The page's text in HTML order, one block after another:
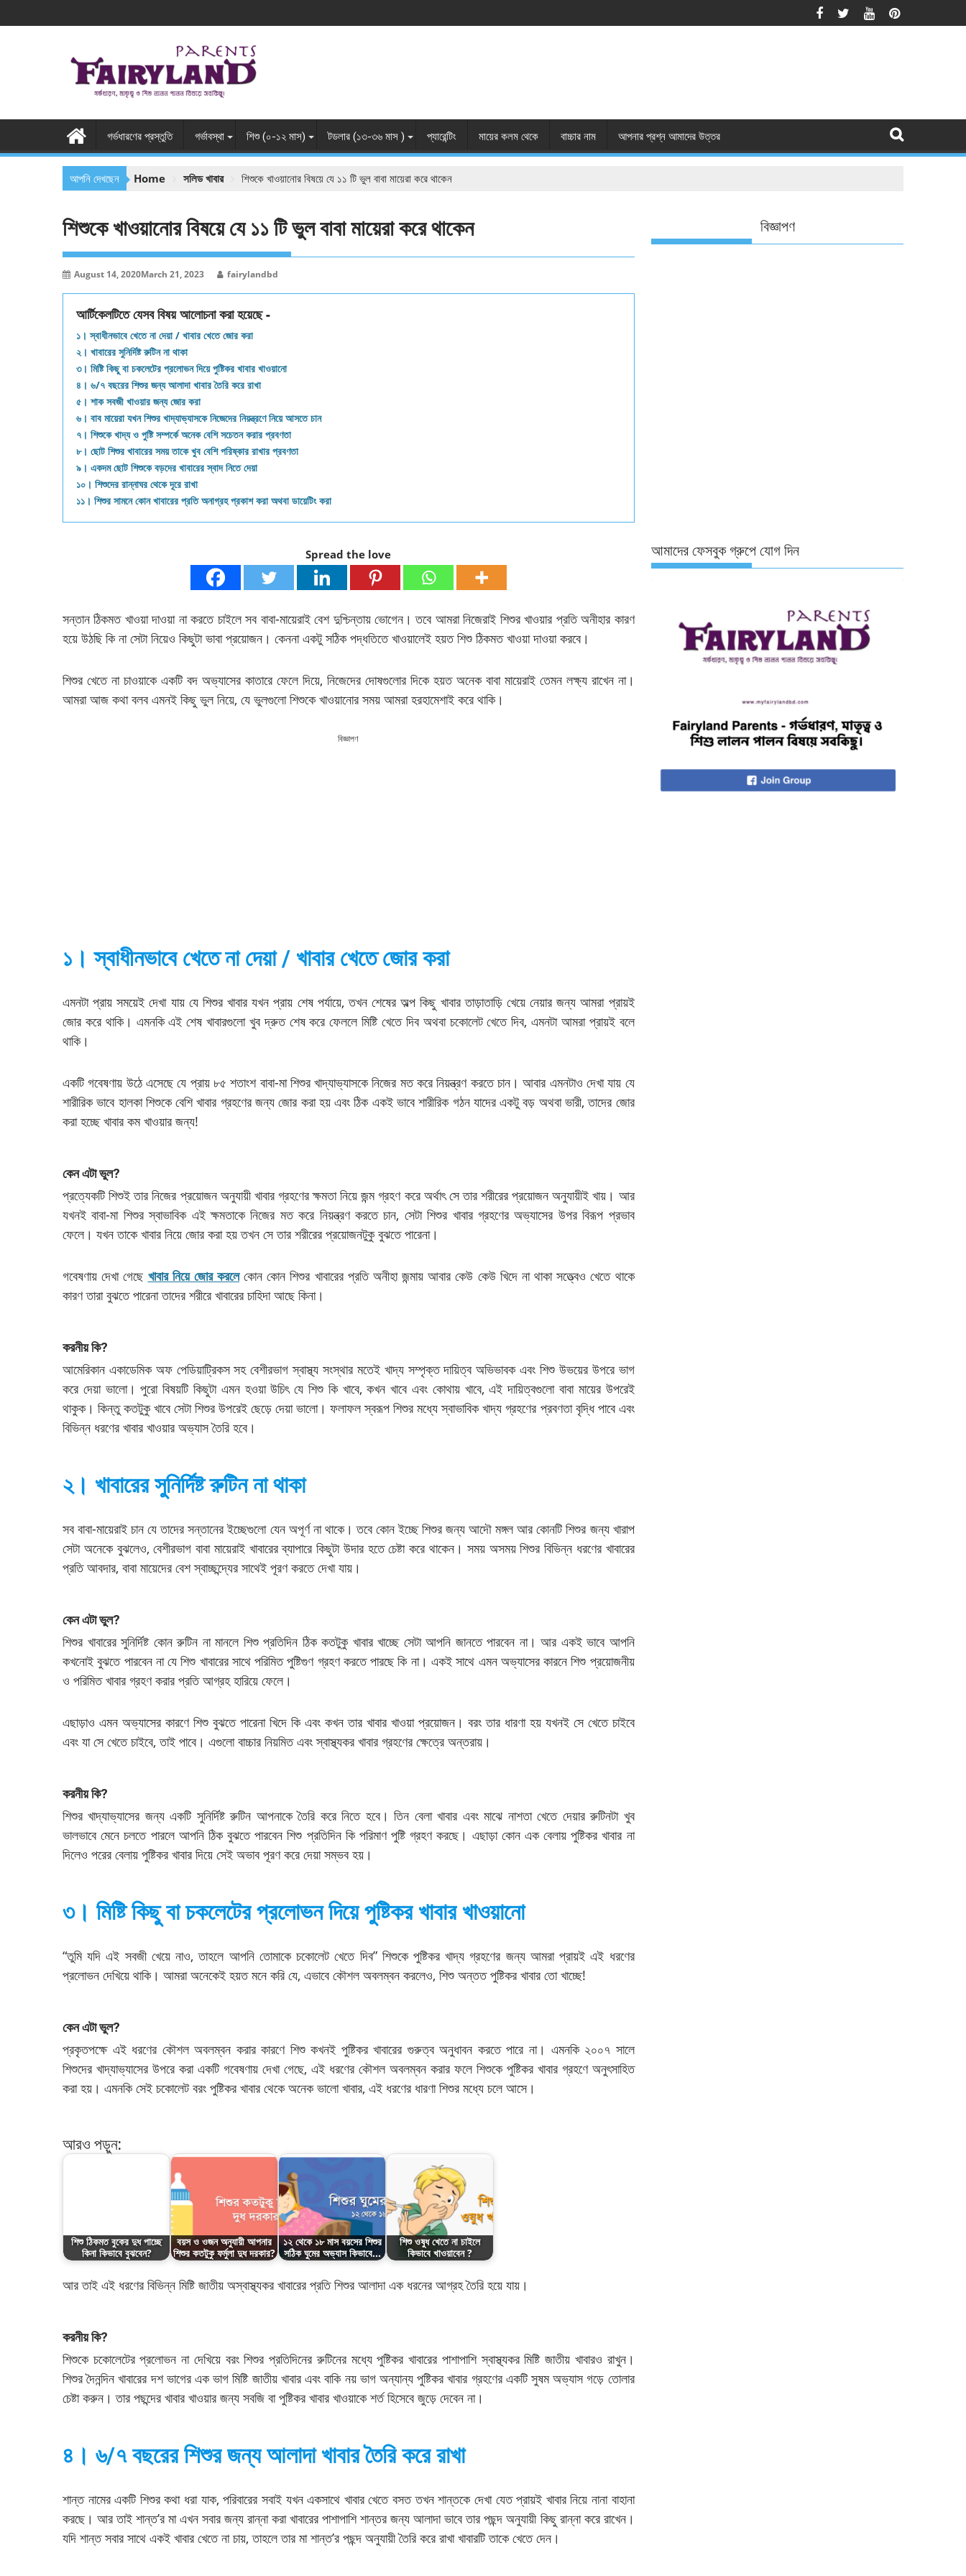
to
গর্ভধারণের প্রস্তুতি গর্ভাবস্থা শিশু (০-১২ মাস) টডলার (১৩-৩৬ মাস ) প্যারেন্টিং মায়ের কলম থেকে বাচ্চার নাম আপনার প্রশ্ন আমাদের উত্তর
আপনি দেখছেন Home সলিড খাবার শিশুকে খাওয়ানোর বিষয়ে যে ১১ টি ভুল বাবা মায়েরা করে থাকেন
শিশুকে খাওয়ানোর বিষয়ে যে ১১ টি ভুল বাবা মায়েরা করে থাকেন
August 14, 2020March 21, 2023 fairylandbd
আর্টিকেলটিতে যেসব বিষয় আলোচনা করা হয়েছে -
১। স্বাধীনভাবে খেতে না দেয়া / খাবার খেতে জোর করা
২। খাবারের সুনির্দিষ্ট রুটিন না থাকা
৩। মিষ্টি কিছু বা চকলেটের প্রলোভন দিয়ে পুষ্টিকর খাবার খাওয়ানো
৪। ৬/৭ বছরের শিশুর জন্য আলাদা খাবার তৈরি করে রাখা
৫। শাক সবজী খাওয়ার জন্য জোর করা
৬। বাব মায়েরা যখন শিশুর খাদ্যাভ্যাসকে নিজেদের নিয়ন্ত্রণে নিয়ে আসতে চান
৭। শিশুকে খাদ্য ও পুষ্টি সম্পর্কে অনেক বেশি সচেতন করার প্রবণতা
৮। ছোট শিশুর খাবারের সময় তাকে খুব বেশি পরিষ্কার রাখার প্রবণতা
৯। একদম ছোট শিশুকে বড়দের খাবারের স্বাদ নিতে দেয়া
১০। শিশুদের রান্নাঘর থেকে দূরে রাখা
১১। শিশুর সামনে কোন খাবারের প্রতি অনাগ্রহ প্রকাশ করা অথবা ডায়েটিং করা
Spread the love
সন্তান ঠিকমত খাওয়া দাওয়া না করতে চাইলে সব বাবা-মায়েরাই বেশ দুশ্চিন্তায় ভোগেন। তবে আমরা নিজেরাই শিশুর খাওয়ার প্রতি অনীহার কারণ
হয়ে উঠছি কি না সেটা নিয়েও কিছুটা ভাবা প্রয়োজন। কেননা একটু সঠিক পদ্ধতিতে খাওয়ালেই হয়ত শিশু ঠিকমত খাওয়া দাওয়া করবে।
শিশুর খেতে না চাওয়াকে একটি বদ অভ্যাসের কাতারে ফেলে দিয়ে, নিজেদের দোষগুলোর দিকে হয়ত অনেক বাবা মায়েরাই তেমন লক্ষ্য রাখেন না।
আমরা আজ কথা বলব এমনই কিছু ভুল নিয়ে, যে ভুলগুলো শিশুকে খাওয়ানোর সময় আমরা হরহামেশাই করে থাকি।
বিজ্ঞাপণ
১। স্বাধীনভাবে খেতে না দেয়া / খাবার খেতে জোর করা
এমনটা প্রায় সময়েই দেখা যায় যে শিশুর খাবার যখন প্রায় শেষ পর্যায়ে, তখন শেষের অল্প কিছু খাবার তাড়াতাড়ি খেয়ে নেয়ার জন্য আমরা প্রায়ই
জোর করে থাকি। এমনকি এই শেষ খাবারগুলো খুব দ্রুত শেষ করে ফেললে মিষ্টি খেতে দিব অথবা চকোলেট খেতে দিব, এমনটা আমরা প্রায়ই বলে
থাকি।
একটি গবেষণায় উঠে এসেছে যে প্রায় ৮৫ শতাংশ বাবা-মা শিশুর খাদ্যাভ্যাসকে নিজের মত করে নিয়ন্ত্রণ করতে চান। আবার এমনটাও দেখা যায় যে
শারীরিক ভাবে হালকা শিশুকে বেশি খাবার গ্রহণের জন্য জোর করা হয় এবং ঠিক একই ভাবে শারীরিক গঠন যাদের একটু বড় অথবা ভারী, তাদের জোর
করা হচ্ছে খাবার কম খাওয়ার জন্য!
কেন এটা ভুল?
প্রত্যেকটি শিশুই তার নিজের প্রয়োজন অনুযায়ী খাবার গ্রহণের ক্ষমতা নিয়ে জন্ম গ্রহণ করে অর্থাৎ সে তার শরীরের প্রয়োজন অনুযায়ীই খায়। আর
যখনই বাবা-মা শিশুর স্বাভাবিক এই ক্ষমতাকে নিজের মত করে নিয়ন্ত্রণ করতে চান, সেটা শিশুর খাবার গ্রহণের অভ্যাসের উপর বিরূপ প্রভাব
ফেলে। যখন তাকে খাবার নিয়ে জোর করা হয় তখন সে তার শরীরের প্রয়োজনটুকু বুঝতে পারেনা।
গবেষণায় দেখা গেছে খাবার নিয়ে জোর করলেকোন কোন শিশুর খাবারের প্রতি অনীহা জন্মায় আবার কেউ কেউ খিদে না থাকা সত্ত্বেও খেতে থাকে
কারণ তারা বুঝতে পারেনা তাদের শরীরে খাবারের চাহিদা আছে কিনা।
করনীয় কি?
আমেরিকান একাডেমিক অফ পেডিয়াট্রিকস সহ বেশীরভাগ স্বাস্থ্য সংস্থার মতেই খাদ্য সম্পৃক্ত দায়িত্ব অভিভাবক এবং শিশু উভয়ের উপরে ভাগ
করে দেয়া ভালো। পুরো বিষয়টি কিছুটা এমন হওয়া উচিৎ যে শিশু কি খাবে, কখন খাবে এবং কোথায় খাবে, এই দায়িত্বগুলো বাবা মায়ের উপরেই
থাকুক। কিন্তু কতটুকু খাবে সেটা শিশুর উপরেই ছেড়ে দেয়া ভালো। ফলাফল স্বরূপ শিশুর মধ্যে স্বাভাবিক খাদ্য গ্রহণের প্রবণতা বৃদ্ধি পাবে এবং
বিভিন্ন ধরণের খাবার খাওয়ার অভ্যাস তৈরি হবে।
২। খাবারের সুনির্দিষ্ট রুটিন না থাকা
সব বাবা-মায়েরাই চান যে তাদের সন্তানের ইচ্ছেগুলো যেন অপূর্ণ না থাকে। তবে কোন ইচ্ছে শিশুর জন্য আদৌ মঙ্গল আর কোনটি শিশুর জন্য খারাপ
সেটা অনেকে বুঝলেও, বেশীরভাগ বাবা মায়েরাই খাবারের ব্যাপারে কিছুটা উদার হতে চেষ্টা করে থাকেন। সময় অসময় শিশুর বিভিন্ন ধরণের খাবারের
প্রতি আবদার, বাবা মায়েদের বেশ স্বাচ্ছন্দ্যের সাথেই পূরণ করতে দেখা যায়।
কেন এটা ভুল?
শিশুর খাবারের সুনির্দিষ্ট কোন রুটিন না মানলে শিশু প্রতিদিন ঠিক কতটুকু খাবার খাচ্ছে সেটা আপনি জানতে পারবেন না। আর একই ভাবে আপনি
কখনোই বুঝতে পারবেন না যে শিশু খাবারের সাথে পরিমিত পুষ্টিগুণ গ্রহণ করতে পারছে কি না। একই সাথে এমন অভ্যাসের কারনে শিশু প্রয়োজনীয়
ও পরিমিত খাবার গ্রহণ করার প্রতি আগ্রহ হারিয়ে ফেলে।
এছাড়াও এমন অভ্যাসের কারণে শিশু বুঝতে পারেনা খিদে কি এবং কখন তার খাবার খাওয়া প্রয়োজন। বরং তার ধারণা হয় যখনই সে খেতে চাইবে
এবং যা সে খেতে চাইবে, তাই পাবে। এগুলো বাচ্চার নিয়মিত এবং স্বাস্থ্যকর খাবার গ্রহণের ক্ষেত্রে অন্তরায়।
করনীয় কি?
শিশুর খাদ্যাভ্যাসের জন্য একটি সুনির্দিষ্ট রুটিন আপনাকে তৈরি করে নিতে হবে। তিন বেলা খাবার এবং মাঝে নাশতা খেতে দেয়ার রুটিনটা খুব
ভালভাবে মেনে চলতে পারলে আপনি ঠিক বুঝতে পারবেন শিশু প্রতিদিন কি পরিমাণ পুষ্টি গ্রহণ করছে। এছাড়া কোন এক বেলায় পুষ্টিকর খাবার না
দিলেও পরের বেলায় পুষ্টিকর খাবার দিয়ে সেই অভাব পূরণ করে দেয়া সম্ভব হয়।
৩। মিষ্টি কিছু বা চকলেটের প্রলোভন দিয়ে পুষ্টিকর খাবার খাওয়ানো
“তুমি যদি এই সবজী খেয়ে নাও, তাহলে আপনি তোমাকে চকোলেট খেতে দিব” শিশুকে পুষ্টিকর খাদ্য গ্রহণের জন্য আমরা প্রায়ই এই ধরণের
প্রলোভন দেখিয়ে থাকি। আমরা অনেকেই হয়ত মনে করি যে, এভাবে কৌশল অবলম্বন করলেও, শিশু অন্তত পুষ্টিকর খাবার তো খাচ্ছে!
কেন এটা ভুল?
প্রকৃতপক্ষে এই ধরণের কৌশল অবলম্বন করার কারণে শিশু কখনই পুষ্টিকর খাবারের গুরুত্ব অনুধাবন করতে পারে না। এমনকি ২০০৭ সালে
শিশুদের খাদ্যাভ্যাসের উপরে করা একটি গবেষণায় দেখা গেছে, এই ধরণের কৌশল অবলম্বন করার ফলে শিশুকে পুষ্টিকর খাবার গ্রহণে অনুৎসাহিত
করা হয়। এমনকি সেই চকোলেট বরং পুষ্টিকর খাবার থেকে অনেক ভালো খাবার, এই ধরণের ধারণা শিশুর মধ্যে চলে আসে।
আরও পড়ুন:
শিশু ঠিকমত বুকের দুধ পাচ্ছে
কিনা কিভাবে বুঝবেন?
বয়স ও ওজন অনুযায়ী আপনার
শিশুর কতটুকু ফর্মুলা দুধ দরকার?
১২ থেকে ১৮ মাস বয়সের শিশুর
সঠিক ঘুমের অভ্যাস কিভাবে…
শিশু ওষুধ খেতে না চাইলে
কিভাবে খাওয়াবেন ?
আর তাই এই ধরণের বিভিন্ন মিষ্টি জাতীয় অস্বাস্থ্যকর খাবারের প্রতি শিশুর আলাদা এক ধরনের আগ্রহ তৈরি হয়ে যায়।
করনীয় কি?
শিশুকে চকোলেটের প্রলোভন না দেখিয়ে বরং শিশুর প্রতিদিনের রুটিনের মধ্যে পুষ্টিকর খাবারের পাশাপাশি স্বাস্থ্যকর মিষ্টি জাতীয় খাবারও রাখুন।
শিশুর দৈনন্দিন খাবারের দশ ভাগের এক ভাগ মিষ্টি জাতীয় খাবার এবং বাকি নয় ভাগ অন্যান্য পুষ্টিকর খাবার গ্রহণের একটি সুষম অভ্যাস গড়ে তোলার
চেষ্টা করুন। তার পছন্দের খাবার খাওয়ার জন্য সবজি বা পুষ্টিকর খাবার খাওয়াকে শর্ত হিসেবে জুড়ে দেবেন না।
৪। ৬/৭ বছরের শিশুর জন্য আলাদা খাবার তৈরি করে রাখা
শান্ত নামের একটি শিশুর কথা ধরা যাক, পরিবারের সবাই যখন একসাথে খাবার খেতে বসত তখন শান্তকে দেখা যেত প্রায়ই খাবার নিয়ে নানা বাহানা
করছে। আর তাই শান্ত’র মা এখন সবার জন্য রান্না করা খাবারের পাশাপাশি শান্তর জন্য আলাদা ভাবে তার পছন্দ অনুযায়ী কিছু রান্না করে রাখেন।
যদি শান্ত সবার সাথে একই খাবার খেতে না চায়, তাহলে তার মা শান্ত’র পছন্দ অনুযায়ী তৈরি করে রাখা খাবারটি তাকে খেতে দেন।
বিজ্ঞাপণ
আমাদের ফেসবুক গ্রুপে যোগ দিন